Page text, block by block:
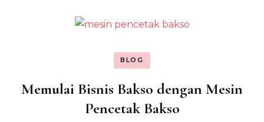
BLOG
Memulai Bisnis Bakso dengan Mesin
Pencetak Bakso